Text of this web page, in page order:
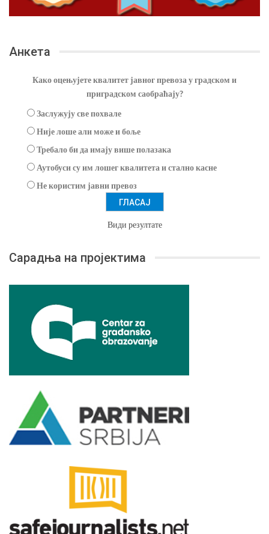
Анкета
Како оцењујете квалитет јавног превоза у градском и
приградском саобраћају?
Заслужују све похвале
Није лоше али може и боље
Требало би да имају више полазака
Аутобуси су им лошег квалитета и стално касне
Не користим јавни превоз
Види резултате
Сарадња на пројектима